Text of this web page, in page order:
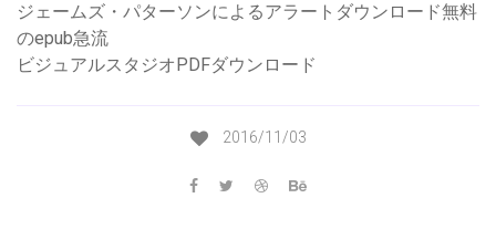
ジェームズ・パターソンによるアラートダウンロード無料
のepub急流
ビジュアルスタジオPDFダウンロード
2016/11/03